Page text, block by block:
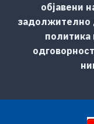
објавени
задолжително
политика